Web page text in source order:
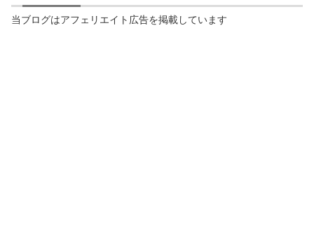
当ブログはアフェリエイト広告を掲載しています